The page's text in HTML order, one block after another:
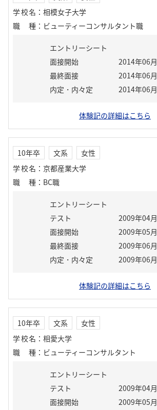
学校名 ： 相模女子大学
職種 ： ビューティーコンサルタント職
エントリーシート
面接開始
2014年06月
最終面接
2014年06月
内定・内々定
2014年06月
体験記の詳細はこちら
10年卒 文系
女性
学校名 ： 京都産業大学
職種 ： BC職
エントリーシート
テスト
2009年04月
面接開始
2009年05月
最終面接
2009年06月
内定・内々定
2009年06月
体験記の詳細はこちら
10年卒 文系
女性
学校名 ： 相愛大学
職種 ： ビューティーコンサルタント
エントリーシート
テスト
2009年04月
面接開始
2009年05月